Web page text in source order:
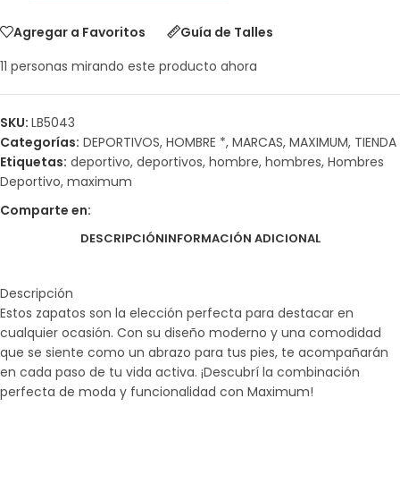
Agregar a Favoritos
Guía de Talles
11 personas mirando este producto ahora
SKU: LB5043
Categorías: DEPORTIVOS, HOMBRE *, MARCAS, MAXIMUM, TIENDA
Etiquetas: deportivo, deportivos, hombre, hombres, Hombres
Deportivo, maximum
Comparte en:
DESCRIPCIÓNINFORMACIÓN ADICIONAL
Descripción
Estos zapatos son la elección perfecta para destacar en
cualquier ocasión. Con su diseño moderno y una comodidad
que se siente como un abrazo para tus pies, te acompañarán
en cada paso de tu vida activa. ¡Descubrí la combinación
perfecta de moda y funcionalidad con Maximum!